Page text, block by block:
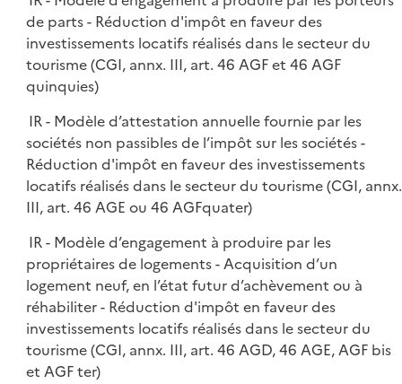
de parts - Réduction d'impôt en faveur des
investissements locatifs réalisés dans le secteur du
tourisme (CGI, annx. III, art. 46 AGF et 46 AGF
quinquies)
IR - Modèle d’attestation annuelle fournie par les
sociétés non passibles de l’impôt sur les sociétés -
Réduction d'impôt en faveur des investissements
locatifs réalisés dans le secteur du tourisme (CGI, annx.
III, art. 46 AGE ou 46 AGFquater)
IR - Modèle d’engagement à produire par les
propriétaires de logements - Acquisition d’un
logement neuf, en l’état futur d’achèvement ou à
réhabiliter - Réduction d'impôt en faveur des
investissements locatifs réalisés dans le secteur du
tourisme (CGI, annx. III, art. 46 AGD, 46 AGE, AGF bis
et AGF ter)